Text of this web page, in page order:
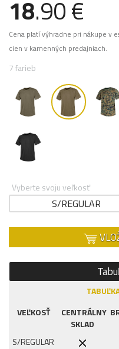
18.90 €
Cena platí výhradne pri nákupe v
cien v kamenných predajniach.
7 farieb
Vyberte svoju veľkosť
S/REGULAR
VEĽKOSŤ
CENTRÁLNY
SKLAD
S/REGULAR